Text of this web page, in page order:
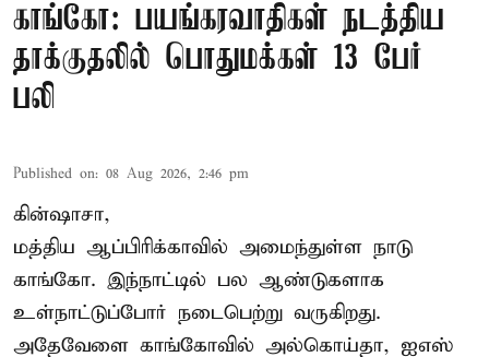
காங்கோ: பயங்கரவாதிகள் நடத்திய
தாக்குதலில் பொதுமக்கள் 13 பேர்
பலி
Published on: 08 Aug 2026, 2:46 pm
கின்ஷாசா,
மத்திய ஆப்பிரிக்காவில் அமைந்துள்ள நாடு
காங்கோ. இந்நாட்டில் பல ஆண்டுகளாக
உள்நாட்டுப்போர் நடைபெற்று வருகிறது.
அதேவேளை காங்கோவில் அல்கொய்தா, ஐஎஸ்